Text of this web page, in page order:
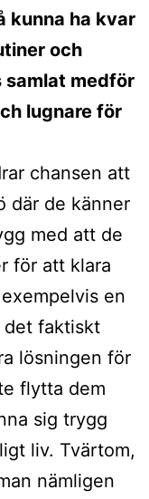
kunna ha kvar
och
samlat medför
lugnare för
chansen att
där de känner
med att de
för att klara
en
det faktiskt
lösningen för
flytta dem
sig trygg
liv. Tvärtom,
nämligen